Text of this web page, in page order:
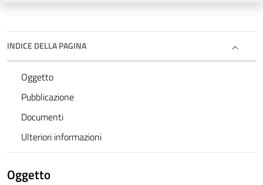
INDICE DELLA PAGINA
Oggetto
Pubblicazione
Documenti
Ulteriori informazioni
Oggetto